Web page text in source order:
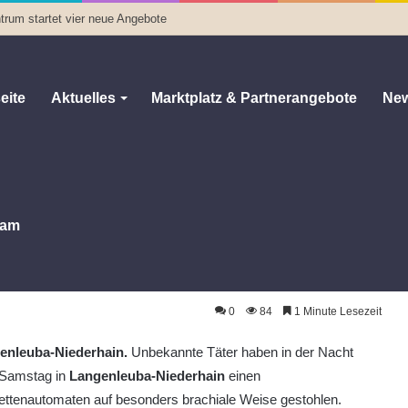
startet vier neue Angebote
Aktuelles Marktplatz & Partnerangebote
dem Boden gerissen
0 84 1 Minute Lesezeit
Niederhain. Unbekannte Täter haben in der Nacht
in Langenleuba-Niederhain einen
auf besonders brachiale Weise gestohlen.